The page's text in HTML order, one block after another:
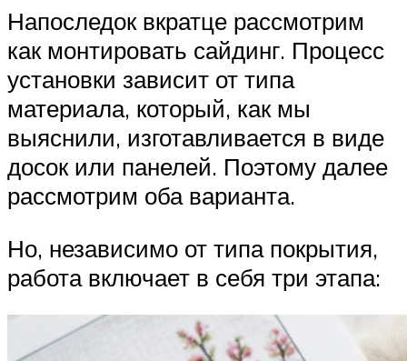
Напоследок вкратце рассмотрим
как монтировать сайдинг. Процесс
установки зависит от типа
материала, который, как мы
выяснили, изготавливается в виде
досок или панелей. Поэтому далее
рассмотрим оба варианта.
Но, независимо от типа покрытия,
работа включает в себя три этапа: